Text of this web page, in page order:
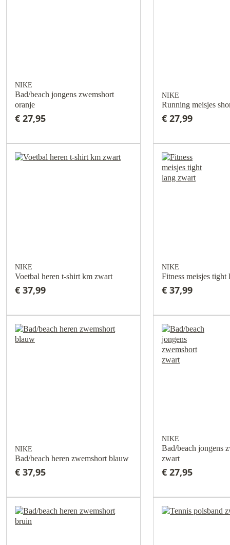
NIKE
Bad/beach jongens zwemshort
oranje
€ 27,95
NIKE
Running meisjes
€ 27,99
NIKE
Voetbal heren t-shirt km zwart
€ 37,99
NIKE
Fitness meisjes tight
€ 37,99
NIKE
Bad/beach heren zwemshort blauw
€ 37,95
NIKE
Bad/beach jongens
zwart
€ 27,95